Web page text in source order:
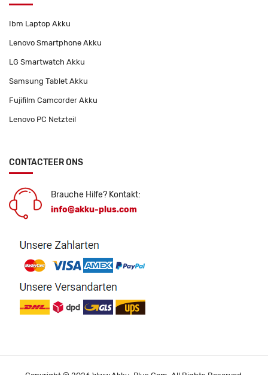
Ibm Laptop Akku
Lenovo Smartphone Akku
LG Smartwatch Akku
Samsung Tablet Akku
Fujifilm Camcorder Akku
Lenovo PC Netzteil
CONTACTEER ONS
Brauche Hilfe? Kontakt:
info@akku-plus.com